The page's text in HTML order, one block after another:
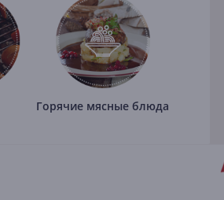
Горячие мясные блюда